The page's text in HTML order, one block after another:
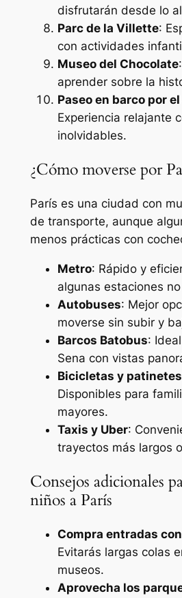
disfrutarán desde lo
Parc de la Villette:
con actividades
Museo del Chocolate
aprender sobre la
Paseo en barco por el
Experiencia relajante
inolvidables.
¿Cómo moverse por
París es una ciudad con
de transporte, aunque
menos prácticas con
Metro: Rápido y
algunas estaciones
Autobuses: Mejor
moverse sin subir y
Barcos Batobus:
Sena con vistas
Bicicletas y
Disponibles para
mayores.
Taxis y Uber:
trayectos más largos
Consejos adicionales
niños a París
Compra entradas
Evitarás largas colas
museos.
Aprovecha los